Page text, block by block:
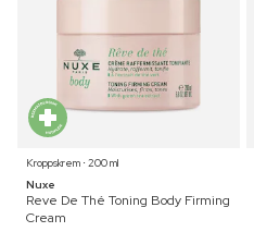
Kroppskrem ⋅ 200 ml
Nuxe
Reve De Thé Toning Body Firming
Cream